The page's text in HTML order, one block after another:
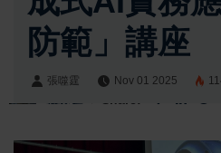
防範」講座
張噬霆 Nov 01 2025